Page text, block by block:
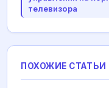
телевизора
ПОХОЖИЕ СТАТЬИ